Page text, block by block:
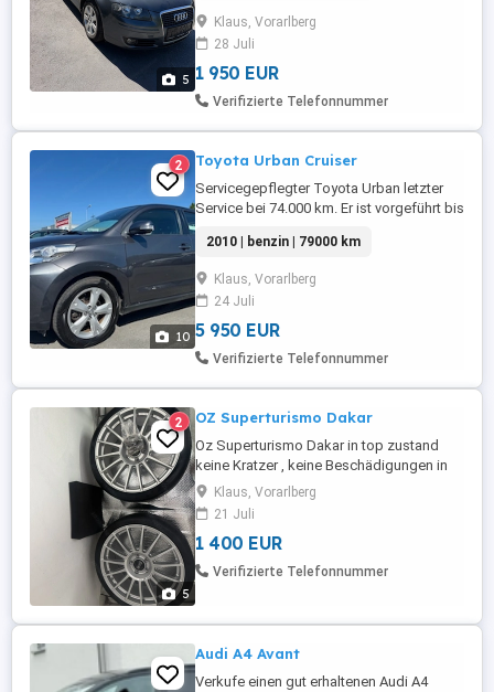
5
Klaus, Vorarlberg
28 Juli
1 950 EUR
Verifizierte Telefonnummer
10
2 Toyota Urban Cruiser
Servicegepflegter Toyota Urban letzter
Service bei 74.000 km. Er ist vorgeführt bis
2010 | benzin | 79000 km
Klaus, Vorarlberg
24 Juli
5 950 EUR
Verifizierte Telefonnummer
5
2 OZ Superturismo Dakar
Oz Superturismo Dakar in top zustand
keine Kratzer , keine Beschädigungen in
8.5x20 Et 45 lochkreis 5x112
nabendurchmesser 66.5 Zentrierringe auf
57.1 ist vorhanden reifenmaße 235 35 20
92Y 2x Ganz neu ( 4.000km gefahren ) 2x
seitlich fast abgefahren ( 4.000km
Klaus, Vorarlberg
21 Juli
1 400 EUR
Verifizierte Telefonnummer
Audi A4 Avant
Verkufe einen gut erhaltenen Audi A4